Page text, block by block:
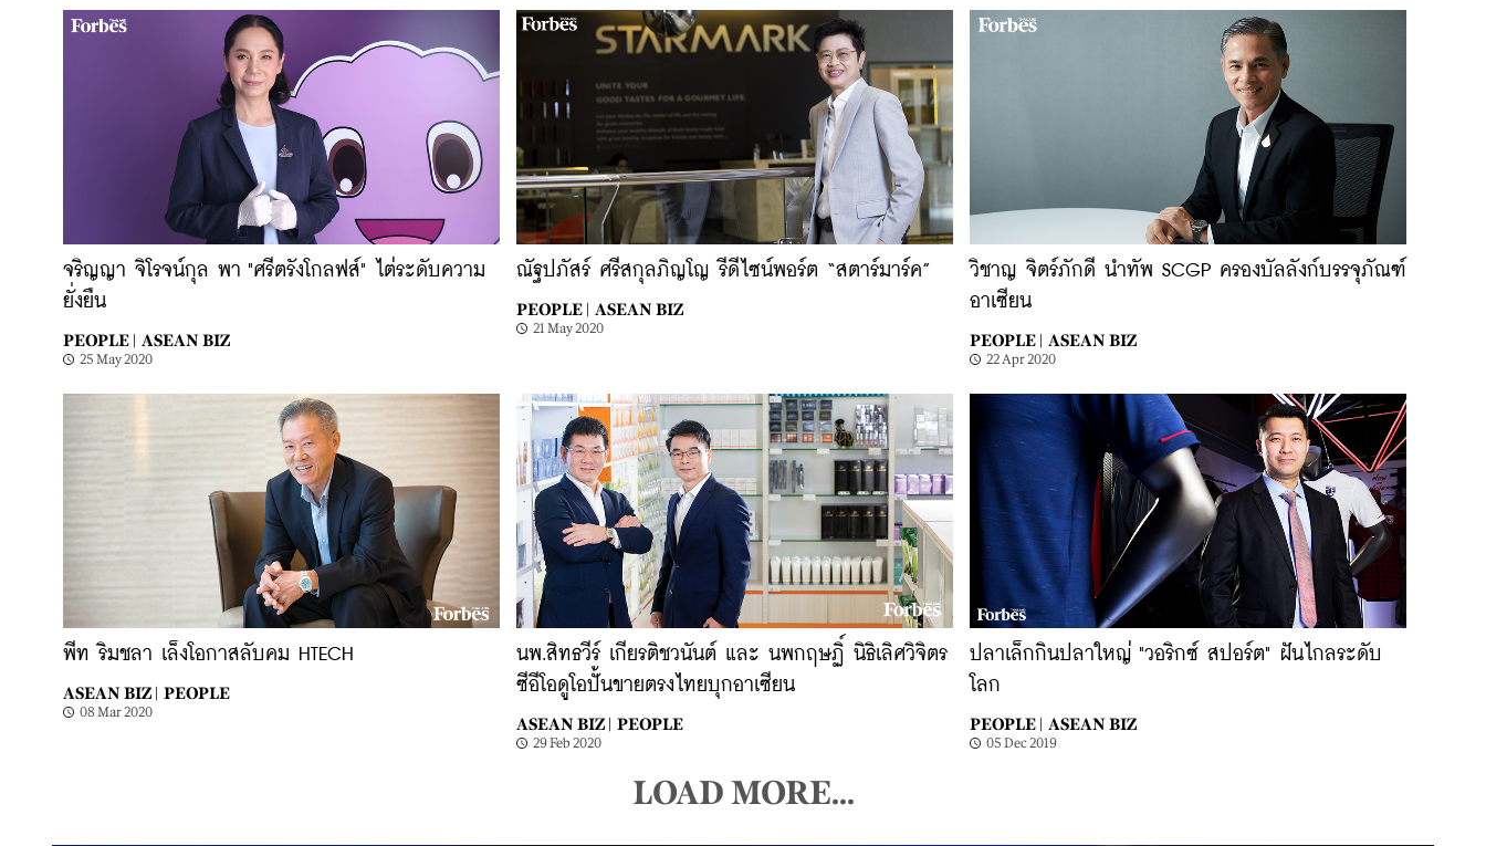
จริญญา จิโรจน์กุล พา "ศรีตรังโกลฟส์" ไต่ระดับความ
ยั่งยืน
PEOPLE | ASEAN BIZ
25 May 2020
ณัฐปภัสร์ ศรีสกุลภิญโญ รีดีไซน์พอร์ต “สตาร์มาร์ค”
PEOPLE | ASEAN BIZ
21 May 2020
วิชาญ จิตร์ภักดี นำทัพ SCGP ครองบัลลังก์บรรจุภัณฑ์
อาเซียน
PEOPLE | ASEAN BIZ
22 Apr 2020
พีท ริมชลา เล็งโอกาสลับคม HTECH
ASEAN BIZ | PEOPLE
08 Mar 2020
นพ.สิทธวีร์ เกียรติชวนันต์ และ นพกฤษฏิ์ นิธิเลิศวิจิตร
ซีอีโอดูโอปั้นขายตรงไทยบุกอาเซียน
ASEAN BIZ | PEOPLE
29 Feb 2020
ปลาเล็กกินปลาใหญ่ "วอริกซ์ สปอร์ต" ฝันไกลระดับ
โลก
PEOPLE | ASEAN BIZ
05 Dec 2019
LOAD MORE...